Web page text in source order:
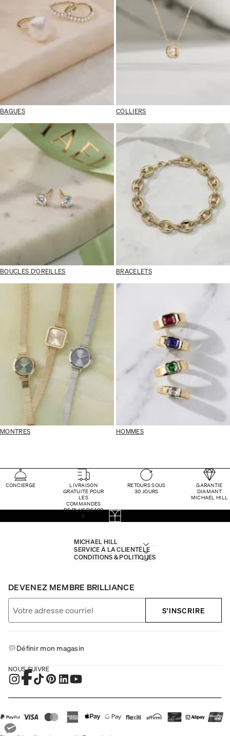
BAGUES COLLIERS
BOUCLES D'OREILLES BRACELETS
MONTRES HOMMES
CONCIERGE
LIVRAISON
GRATUITE POUR
LES
COMMANDES
DE PLUS DE 100
$
RETOURS SOUS
30 JOURS
GARANTIE
DIAMANT
MICHAEL HILL
MICHAEL HILL
SERVICE À LA CLIENTÈLE
CONDITIONS & POLITIQUES
DEVENEZ MEMBRE BRILLIANCE
S'INSCRIRE
Définir mon magasin
NOUS SUIVRE